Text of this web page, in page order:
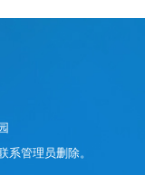
系管理员删除。